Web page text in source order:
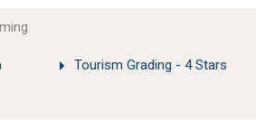
Tourism Grading - 4 Stars